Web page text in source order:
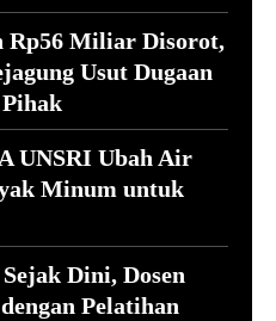
Rp56 Miliar Disorot,
Usut Dugaan
UNSRI Ubah Air
Minum untuk
Dini, Dosen
Pelatihan